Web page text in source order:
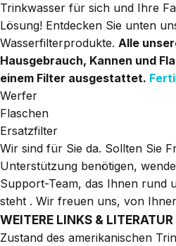
Trinkwasser für sich und Ihre
Lösung! Entdecken Sie unten
Wasserfilterprodukte. Alle
Hausgebrauch, Kannen und
einem Filter ausgestattet.
Werfer
Flaschen
Ersatzfilter
Wir sind für Sie da. Sollten Sie
Unterstützung benötigen,
Support-Team, das Ihnen rund
steht . Wir freuen uns, von
WEITERE LINKS & LITERATUR
Zustand des amerikanischen